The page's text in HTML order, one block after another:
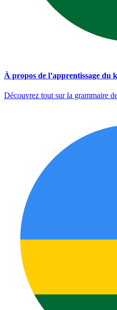
À propos de l’apprentissage du
Découvrez tout sur la grammaire